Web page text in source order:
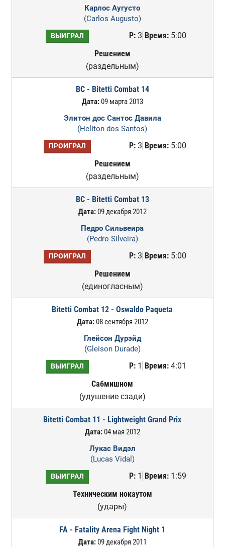
Карлос Аугусто
(Carlos Augusto)
ВЫИГРАЛ Р:3 Время:5:00
Решением
(раздельным)
BC - Bitetti Combat 14
Дата:09 марта 2013
Элитон дос Сантос Давила
(Heliton dos Santos)
ПРОИГРАЛ Р:3 Время:5:00
Решением
(раздельным)
BC - Bitetti Combat 13
Дата:09 декабря 2012
Педро Сильвеира
(Pedro Silveira)
ПРОИГРАЛ Р:3 Время:5:00
Решением
(единогласным)
Bitetti Combat 12 - Oswaldo Paqueta
Дата:08 сентября 2012
Глейсон Дурэйд
(Gleison Durade)
ВЫИГРАЛ Р:1 Время:4:01
Сабмишном
(удушение сзади)
Bitetti Combat 11 - Lightweight Grand Prix
Дата:04 мая 2012
Лукас Видэл
(Lucas Vidal)
ВЫИГРАЛ Р:1 Время:1:59
Техническим нокаутом
(удары)
FA - Fatality Arena Fight Night 1
Дата:09 декабря 2011